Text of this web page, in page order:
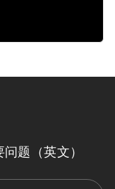
题（英文）